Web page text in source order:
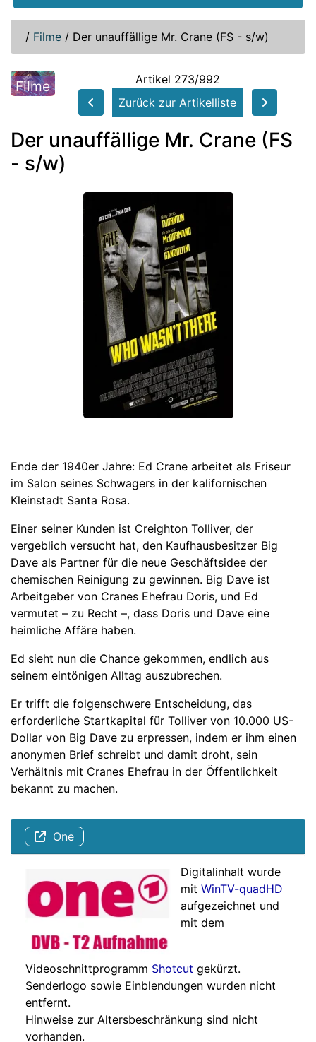
/ Filme / Der unauffällige Mr. Crane (FS - s/w)
Filme
Artikel 273/992
Zurück zur Artikelliste
Der unauffällige Mr. Crane (FS
- s/w)
Ende der 1940er Jahre: Ed Crane arbeitet als Friseur
im Salon seines Schwagers in der kalifornischen
Kleinstadt Santa Rosa.
Einer seiner Kunden ist Creighton Tolliver, der
vergeblich versucht hat, den Kaufhausbesitzer Big
Dave als Partner für die neue Geschäftsidee der
chemischen Reinigung zu gewinnen. Big Dave ist
Arbeitgeber von Cranes Ehefrau Doris, und Ed
vermutet – zu Recht –, dass Doris und Dave eine
heimliche Affäre haben.
Ed sieht nun die Chance gekommen, endlich aus
seinem eintönigen Alltag auszubrechen.
Er trifft die folgenschwere Entscheidung, das
erforderliche Startkapital für Tolliver von 10.000 US-
Dollar von Big Dave zu erpressen, indem er ihm einen
anonymen Brief schreibt und damit droht, sein
Verhältnis mit Cranes Ehefrau in der Öffentlichkeit
bekannt zu machen.
One
Digitalinhalt wurde
mit WinTV-quadHD
aufgezeichnet und
mit dem
Videoschnittprogramm Shotcut gekürzt.
Senderlogo sowie Einblendungen wurden nicht
entfernt.
Hinweise zur Altersbeschränkung sind nicht
vorhanden.